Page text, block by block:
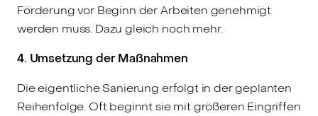
Förderung vor Beginn der Arbeiten genehmigt
werden muss. Dazu gleich noch mehr.
4. Umsetzung der Maßnahmen
Die eigentliche Sanierung erfolgt in der geplanten
Reihenfolge. Oft beginnt sie mit größeren Eingriffen